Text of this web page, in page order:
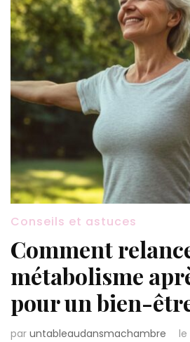
Conseils et astuces
Comment
métabolisme
pour un bien-
par untableaudansmachambre le